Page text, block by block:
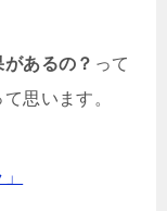
あるの？ って
思います。